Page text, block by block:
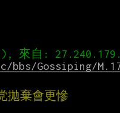
Gossiping/
拋棄會更慘